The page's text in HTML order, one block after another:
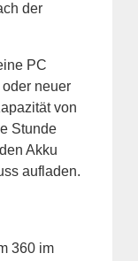
der
PC
neuer
von
Stunde
Akku
aufladen.
360 im